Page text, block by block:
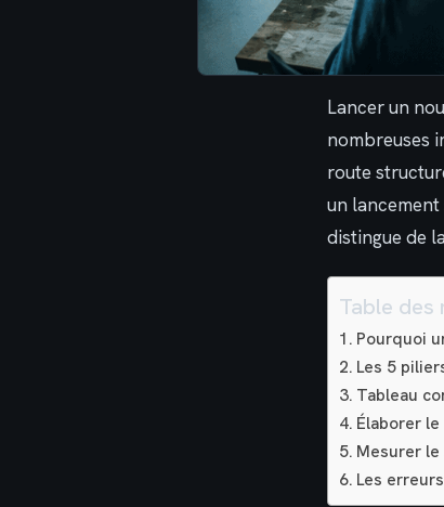
Lancer un
nombreuses
route
un
distingue de
Table des
Pourquoi
Les 5
Tableau
Élaborer
Mesurer le
Les